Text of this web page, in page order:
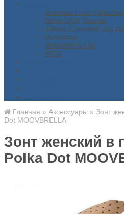
Australia Luxe Collective
Boho-Style Bourne
Jeffrey Campbell Jog
Moovboot
Shepherd’s Life
WOZ
Главная » Аксессуары » Зонт
Dot MOOVBRELLA
Зонт женский в
Polka Dot